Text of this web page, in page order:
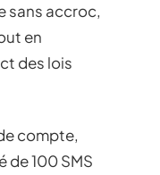
sans accroc,
en
des lois
compte,
de 100 SMS